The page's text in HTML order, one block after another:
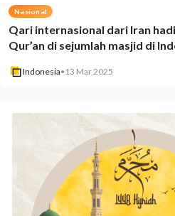
Nasional
Qari internasional dari Iran
Qur’an di sejumlah masjid di
Indonesia• 13 Mar 2025